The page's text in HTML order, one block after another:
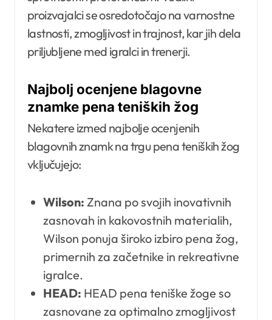
proizvajalci se osredotočajo na varnostne
lastnosti, zmogljivost in trajnost, kar jih dela
priljubljene med igralci in trenerji.
Najbolj ocenjene blagovne
znamke pena teniških žog
Nekatere izmed najbolje ocenjenih
blagovnih znamk na trgu pena teniških žog
vključujejo:
Wilson: Znana po svojih inovativnih
zasnovah in kakovostnih materialih,
Wilson ponuja široko izbiro pena žog,
primernih za začetnike in rekreativne
igralce.
HEAD: HEAD pena teniške žoge so
zasnovane za optimalno zmogljivost